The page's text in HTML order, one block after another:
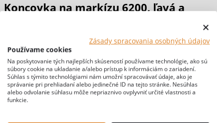
Koncovka na markízu 6200, ľavá a
Domov MARKÍZY & STANY / MARKÍZY /
Markízy Thule
Omnistor/ Koncovka na markízu 6200, ľavá a pravá
[br-wapl-all]
Zásady spracovania osobných údajov
Používame cookies
Na poskytovanie tých najlepších skúseností používame technológie, ako sú
súbory cookie na ukladanie a/alebo prístup k informáciám o zariadení.
Súhlas s týmito technológiami nám umožní spracovávať údaje, ako je
správanie pri prehliadaní alebo jedinečné ID na tejto stránke. Nesúhlas
alebo odvolanie súhlasu môže nepriaznivo ovplyvniť určité vlastnosti a
funkcie.